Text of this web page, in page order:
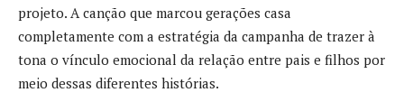
projeto. A canção que marcou gerações casa
completamente com a estratégia da campanha de trazer à
tona o vínculo emocional da relação entre pais e filhos por
meio dessas diferentes histórias.